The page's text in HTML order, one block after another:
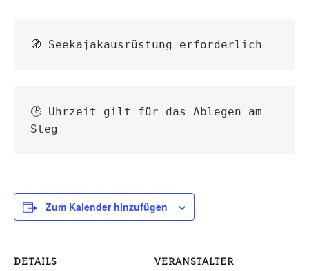
🧭 Seekajakausrüstung erforderlich
🕑 Uhrzeit gilt für das Ablegen am
Steg
Zum Kalender hinzufügen
DETAILS VERANSTALTER